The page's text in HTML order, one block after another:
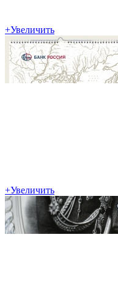
+Увеличить
+Увеличить